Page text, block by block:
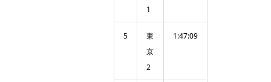
1
5
東
京
2
1:47:09